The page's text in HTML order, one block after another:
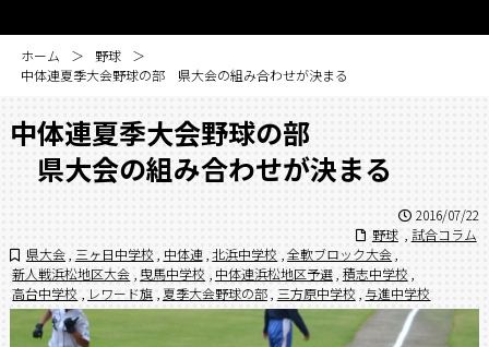
ホーム
野球
中体連夏季大会野球の部 県大会の組み合わせが決まる
中体連夏季大会野球の部
県大会の組み合わせが決まる
2016/07/22
野球
試合コラム
県大会 三ヶ日中学校 中体連 北浜中学校 全軟ブロック大会
新人戦浜松地区大会 曳馬中学校 中体連浜松地区予選 積志中学校
高台中学校
レワード旗 夏季大会野球の部 , 三方原中学校 与進中学校